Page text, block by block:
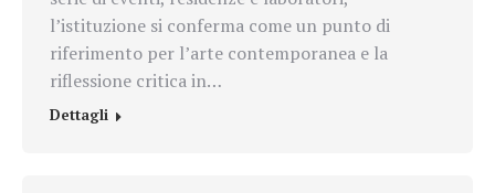
l’istituzione si conferma come un punto di
riferimento per l’arte contemporanea e la
riflessione critica in…
Dettagli